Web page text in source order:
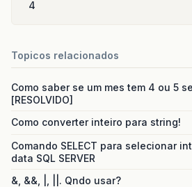
4
Topicos relacionados
Como saber se um mes tem 4 ou 5
[RESOLVIDO]
Como converter inteiro para string!
Comando SELECT para selecionar
data SQL SERVER
&, &&, |, ||. Qndo usar?